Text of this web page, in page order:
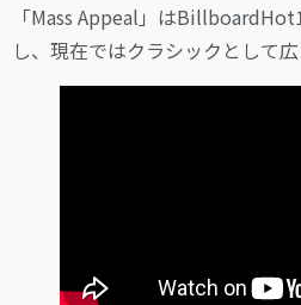
「Mass Appeal」は
し、現在ではクラシックとして